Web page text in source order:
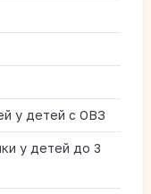
у детей с ОВЗ
у детей до 3